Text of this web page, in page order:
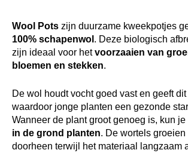
Wool Pots zijn duurzame kweekpotjes
100% schapenwol . Deze biologisch
zijn ideaal voor hetvoorzaaien van
bloemen en stekken.
De wol houdt vocht goed vast en geeft
waardoor jonge planten een gezonde
Wanneer de plant groot genoeg is, kun je
in de grond planten. De wortels
doorheen terwijl het materiaal langzaam